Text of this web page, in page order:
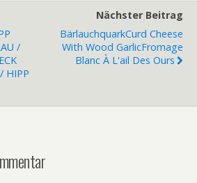
/
HIPP
Nächster Beitrag
BärlauchquarkCurd Cheese
With Wood GarlicFromage
Blanc À L'ail Des Ours